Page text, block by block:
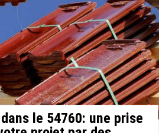
le 54760: une prise